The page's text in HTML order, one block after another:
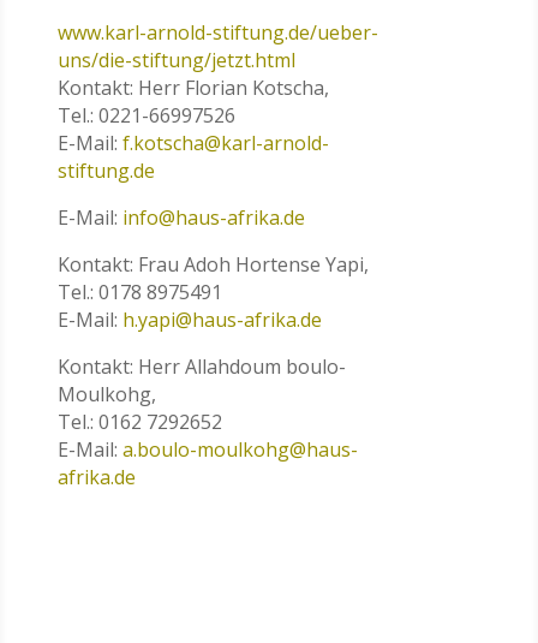
www.karl-arnold-stiftung.de/ueber-
uns/die-stiftung/jetzt.html
Kontakt: Herr Florian Kotscha,
Tel.: 0221-66997526
E-Mail: f.kotscha@karl-arnold-
stiftung.de
E-Mail: info@haus-afrika.de
Kontakt: Frau Adoh Hortense Yapi,
Tel.: 0178 8975491
E-Mail: h.yapi@haus-afrika.de
Kontakt: Herr Allahdoum boulo-
Moulkohg,
Tel.: 0162 7292652
E-Mail: a.boulo-moulkohg@haus-
afrika.de